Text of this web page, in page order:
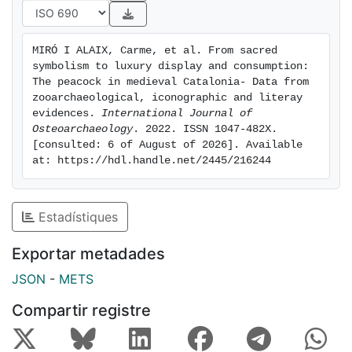
MIRÓ I ALAIX, Carme, et al. From sacred
symbolism to luxury display and consumption:
The peacock in medieval Catalonia- Data from
zooarchaeological, iconographic and literay
evidences. International Journal of
Osteoarchaeology. 2022. ISSN 1047-482X.
[consulted: 6 of August of 2026]. Available
at: https://hdl.handle.net/2445/216244
Estadístiques
Exportar metadades
JSON - METS
Compartir registre